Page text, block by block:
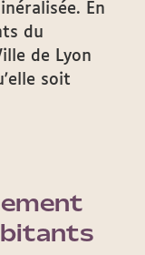
En
du
de Lyon
soit